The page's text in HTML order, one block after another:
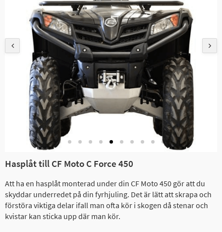
Hasplåt till CF Moto C Force 450
Att ha en hasplåt monterad under din CF Moto 450 gör att du
skyddar underredet på din fyrhjuling. Det är lätt att skrapa och
förstöra viktiga delar ifall man ofta kör i skogen då stenar och
kvistar kan sticka upp där man kör.